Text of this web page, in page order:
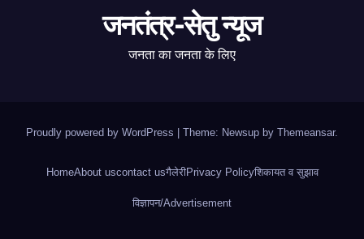
जनतंत्र-सेतु न्यूज
जनता का जनता के लिए
Proudly powered by WordPress Theme: Newsup by Themeansar.
HomeAbout uscontact usगैलेरीPrivacy Policyशिकायत व सुझाव
विज्ञापन/Advertisement